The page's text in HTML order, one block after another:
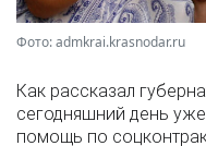
Фото: admkrai.krasnodar.ru
Как рассказал
сегодняшний день
помощь по